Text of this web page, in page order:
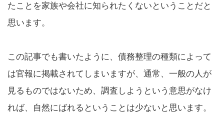
たことを家族や会社に知られたくないということだと
思います。
この記事でも書いたように、債務整理の種類によって
は官報に掲載されてしまいますが、通常、一般の人が
見るものではないため、調査しようという意思がなけ
れば、自然にばれるということは少ないと思います。